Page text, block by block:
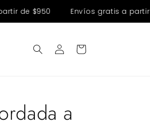
de $950 Envíos gratis a partir
Iniciar
sesión
Carrito
a